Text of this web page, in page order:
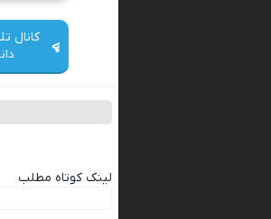
کانال
لینک کوتاه مطلب